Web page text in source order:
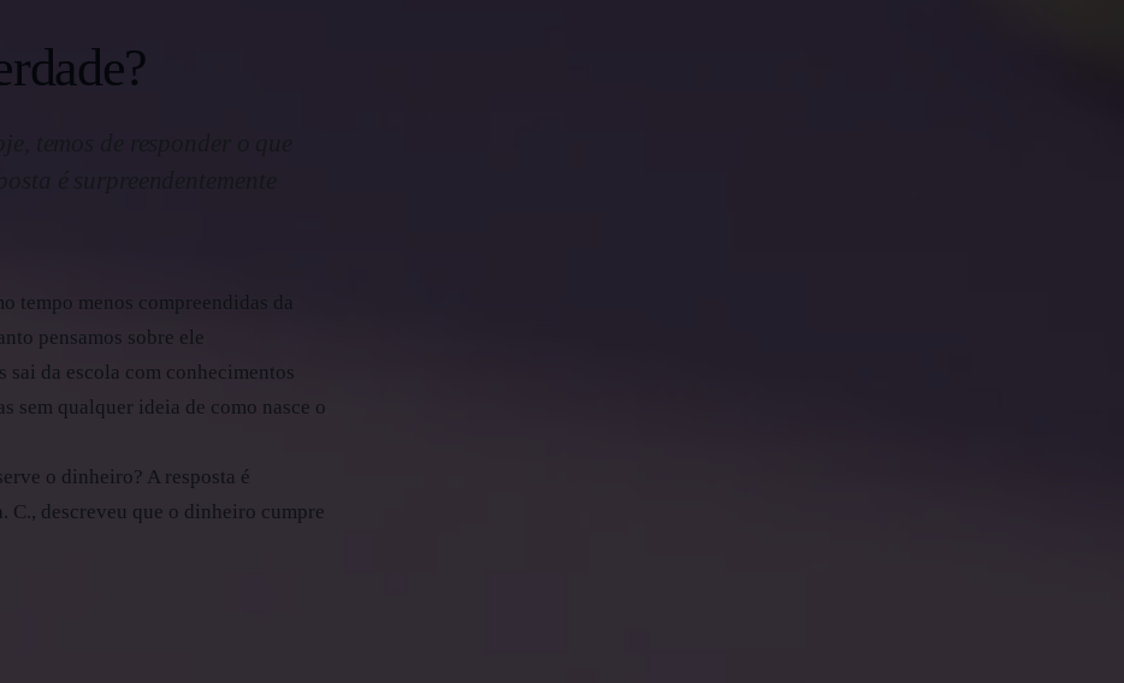
é surpreendentemente
tempo menos compreendidas da
pensamos sobre ele
sai da escola com conhecimentos
sem qualquer ideia de como nasce o
o dinheiro? A resposta é
C., descreveu que o dinheiro cumpre